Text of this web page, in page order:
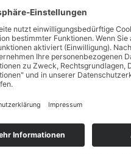
ZU ALLEN STELLEN
technischen Kfz-Umfeld